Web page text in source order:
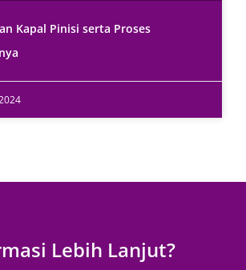
Kapal Pinisi serta Proses
Lebih Lanjut?